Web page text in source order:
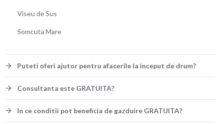
Viseu de Sus
Somcuta Mare
Puteti oferi ajutor pentru afacerile la inceput de drum?
Consultanta este GRATUITA?
In ce conditii pot beneficia de gazduire GRATUITA?